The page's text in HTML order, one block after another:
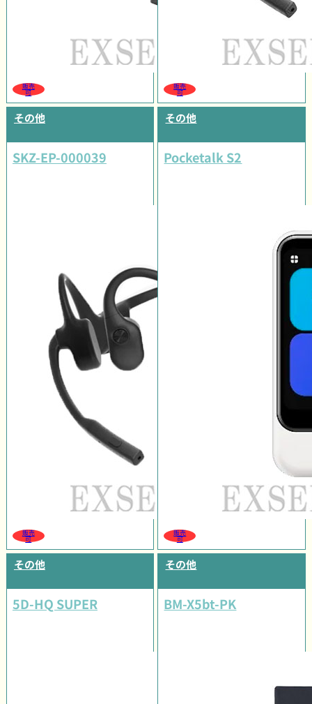
販売
可
販売
可
その他
SKZ-EP-000039
販売
可
その他
Pocketalk S2
販売
可
その他
5D-HQ SUPER
その他
BM-X5bt-PK